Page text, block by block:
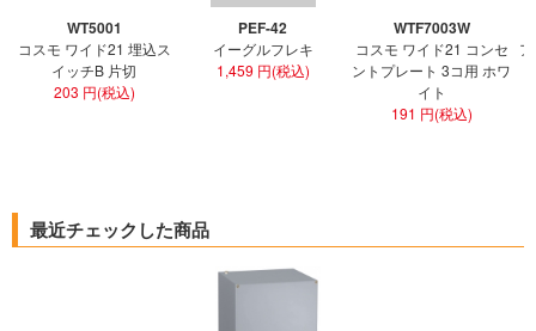
WT5001
コスモ ワイド21 埋込ス
イッチB 片切
203 円(税込)
PEF-42
イーグルフレキ
1,459 円(税込)
WTF7003W
コスモ ワイド21 コンセ
ントプレート 3コ用 ホワ
イト
191 円(税込)
最近チェックした商品